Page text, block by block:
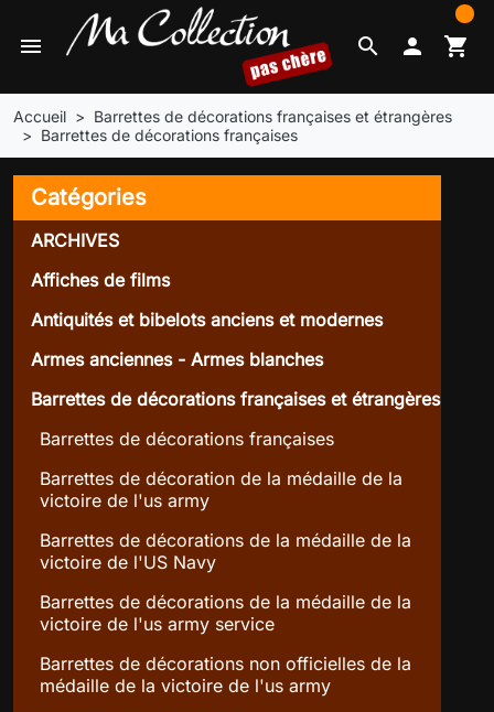
search
menu  shopping_cart
Accueil
Barrettes de décorations françaises et étrangères
Barrettes de décorations françaises
Catégories
ARCHIVES
Affiches de films
Antiquités et bibelots anciens et modernes
Armes anciennes - Armes blanches
Barrettes de décorations françaises et étrangères
Barrettes de décorations françaises
Barrettes de décoration de la médaille de la
victoire de l'us army
Barrettes de décorations de la médaille de la
victoire de l'US Navy
Barrettes de décorations de la médaille de la
victoire de l'us army service
Barrettes de décorations non officielles de la
médaille de la victoire de l'us army